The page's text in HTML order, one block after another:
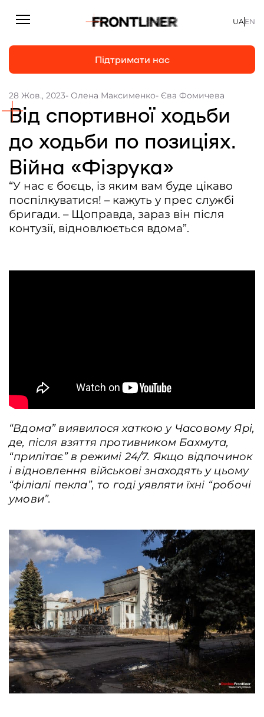
Репортажі
Інтерв’ю
Особисто
На часі
Про нас
Документи
Підтримати нас
UAEN
Підтримати нас
28 Жов., 2023- Олена Максименко- Єва Фомичева
Від спортивної ходьби
до ходьби по позиціях.
Війна «Фізрука»
“У нас є боєць, із яким вам буде цікаво
поспілкуватися! – кажуть у прес службі
бригади. – Щоправда, зараз він після
контузії, відновлюється вдома”.
“Вдома” виявилося хаткою у Часовому Ярі,
де, після взяття противником Бахмута,
“прилітає” в режимі 24/7. Якщо відпочинок
і відновлення військові знаходять у цьому
“філіалі пекла”, то годі уявляти їхні “робочі
умови”.